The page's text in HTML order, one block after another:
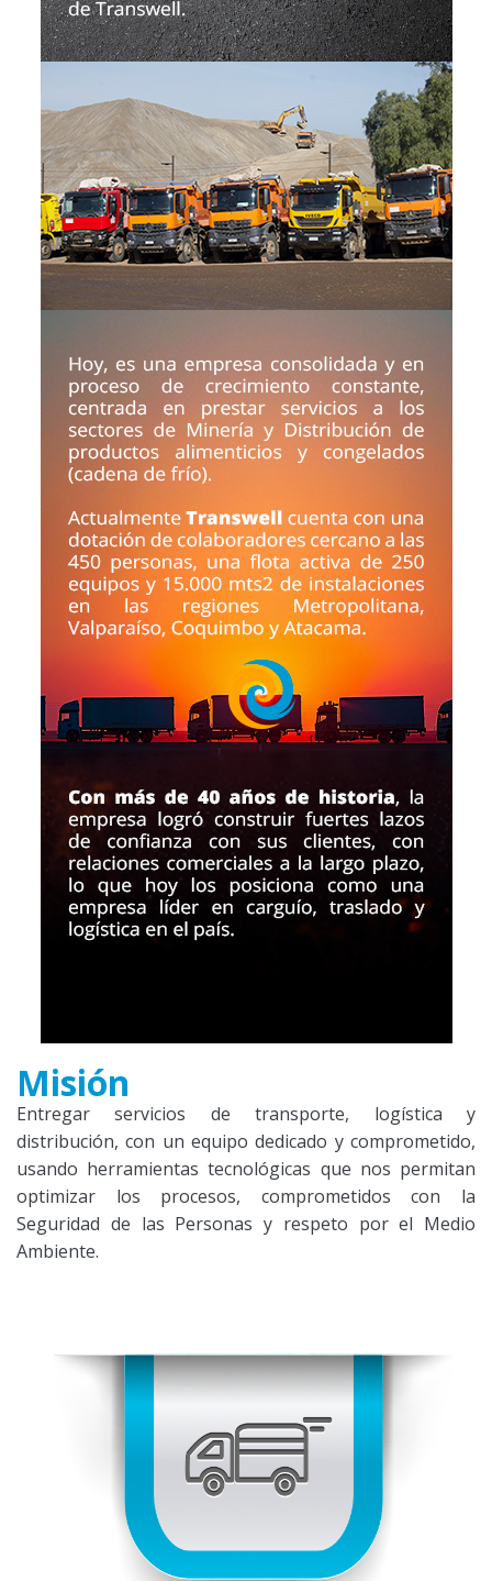
Misión
Entregar servicios de transporte, logística y
distribución, con un equipo dedicado y comprometido,
usando herramientas tecnológicas que nos permitan
optimizar los procesos, comprometidos con la
Seguridad de las Personas y respeto por el Medio
Ambiente.